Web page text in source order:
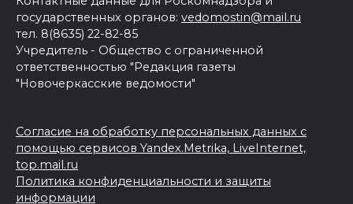
государственных органов: vedomostin@mail.ru
тел. 8(8635) 22-82-85
Учредитель - Общество с ограниченной
ответственностью "Редакция газеты
"Новочеркасские ведомости"
Согласие на обработку персональных данных с
помощью сервисов Yandex.Metrika, LiveInternet,
top.mail.ru
Политика конфиденциальности и защиты
информации